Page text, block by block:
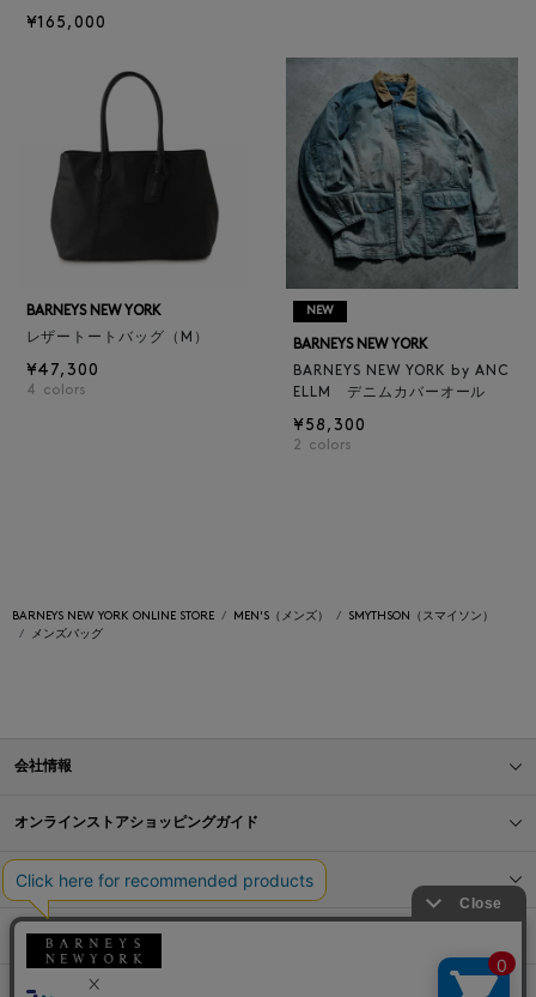
¥165,000
BARNEYS NEW YORK
レザートートバッグ（M）
¥47,300
4 colors
NEW
BARNEYS NEW YORK
BARNEYS NEW YORK by ANC
ELLM デニムカバーオール
¥58,300
2 colors
BARNEYS NEW YORK ONLINE STORE MEN'S（メンズ）
SMYTHSON（スマイソン）
メンズバッグ
会社情報
オンラインストアショッピングガイド
店舗情報
サービス